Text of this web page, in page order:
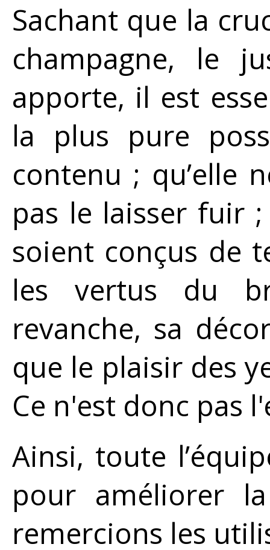
Sachant que la
champagne, le
apporte, il est
la plus pure
contenu ; qu’elle
pas le laisser fuir
soient conçus de
les vertus du
revanche, sa
que le plaisir des
Ce n'est donc pas
Ainsi, toute
pour améliorer
remercions les